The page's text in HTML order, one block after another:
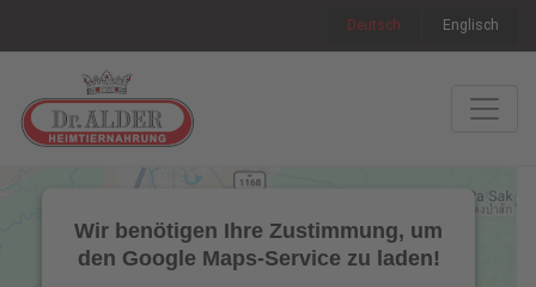
Deutsch Englisch
Wir benötigen Ihre Zustimmung, um
den Google Maps-Service zu laden!